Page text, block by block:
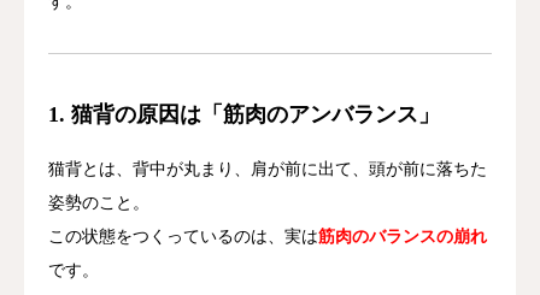
1. 猫背の原因は「筋肉のアンバランス」
猫背とは、背中が丸まり、肩が前に出て、頭が前に落ちた
姿勢のこと。
この状態をつくっているのは、実は筋肉のバランスの崩れ
です。